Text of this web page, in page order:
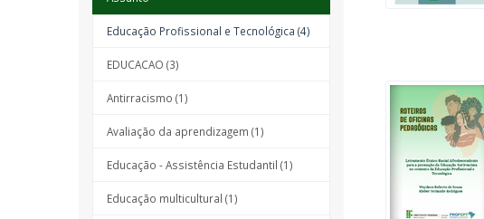
Educação Profissional e Tecnológica (4)
EDUCACAO (3)
Antirracismo (1)
Avaliação da aprendizagem (1)
Educação - Assistência Estudantil (1)
Educação multicultural (1)